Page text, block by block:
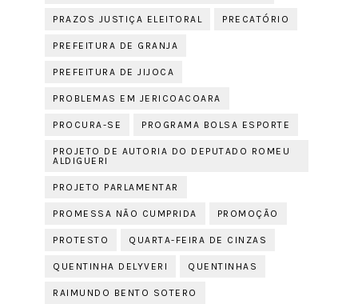
PRAZOS JUSTIÇA ELEITORAL PRECATÓRIO
PREFEITURA DE GRANJA
PREFEITURA DE JIJOCA
PROBLEMAS EM JERICOACOARA
PROCURA-SE PROGRAMA BOLSA ESPORTE
PROJETO DE AUTORIA DO DEPUTADO ROMEU
ALDIGUERI
PROJETO PARLAMENTAR
PROMESSA NÃO CUMPRIDA PROMOÇÃO
PROTESTO QUARTA-FEIRA DE CINZAS
QUENTINHA DELYVERI QUENTINHAS
RAIMUNDO BENTO SOTERO